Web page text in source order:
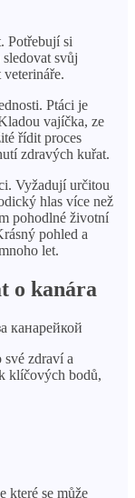
Potřebují si
svůj
Ptáci je
vajíčka, ze
řídit proces
zdravých kuřat.
Vyžadují určitou
hlas více než
pohodlné životní
pohled a
let.
o kanára
zdraví a
klíčových bodů,
které se může